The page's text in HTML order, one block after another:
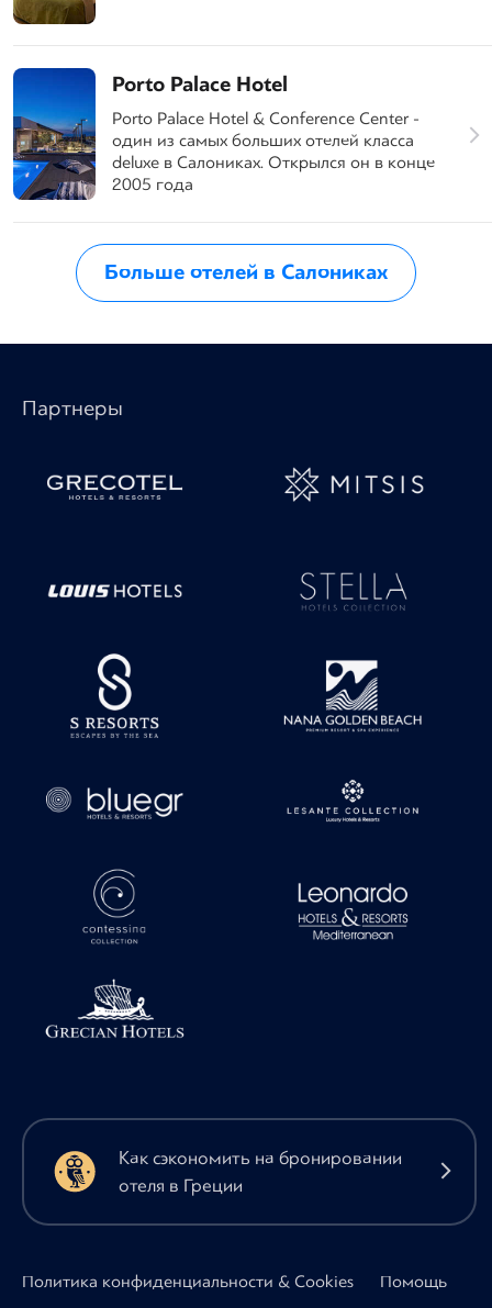
Porto Palace Hotel
Porto Palace Hotel & Conference Center -
один из самых больших отелей класса
deluxe в Салониках. Открылся он в конце
2005 года
Больше отелей в Салониках
Партнеры
Как сэкономить на бронировании
отеля в Греции
Политика конфиденциальности & Cookies
Помощь